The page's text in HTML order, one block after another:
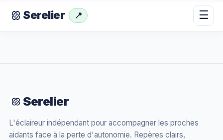
Serelier 📍 ☰
Serelier
L'éclaireur indépendant pour accompagner les proches
aidants face à la perte d'autonomie. Repères clairs,